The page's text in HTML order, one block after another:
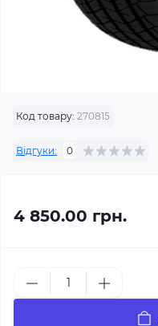
Код товару: 270815
Відгуки: 0
4 850.00 грн.